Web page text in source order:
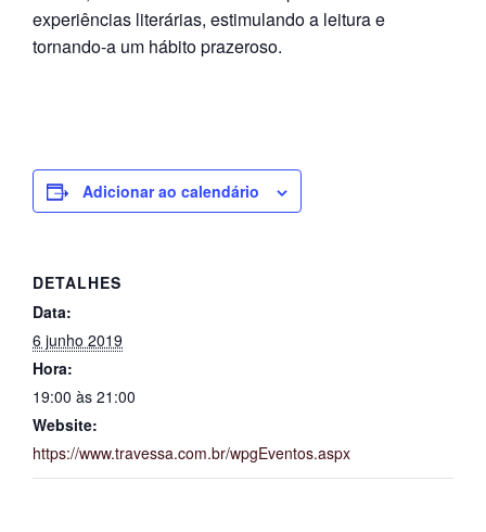
experiências literárias, estimulando a leitura e
tornando-a um hábito prazeroso.
Adicionar ao calendário
DETALHES
Data:
6 junho 2019
Hora:
19:00 às 21:00
Website:
https://www.travessa.com.br/wpgEventos.aspx